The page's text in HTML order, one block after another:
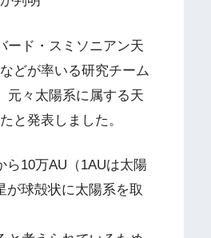
ード・スミソニアン天
どが率いる研究チーム
元々太陽系に属する天
と発表しました。
10万AU（1AUは太陽
が球殻状に太陽系を取